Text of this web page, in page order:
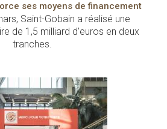
ses moyens de financement
Saint-Gobain a réalisé une
de 1,5 milliard d’euros en deux
tranches.